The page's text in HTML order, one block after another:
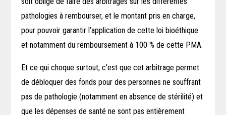
pathologies à rembourser, et le montant pris en charge,
pour pouvoir garantir l’application de cette loi bioéthique
et notamment du remboursement à 100 % de cette PMA.
Et ce qui choque surtout, c’est que cet arbitrage permet
de débloquer des fonds pour des personnes ne souffrant
pas de pathologie (notamment en absence de stérilité) et
que les dépenses de santé ne sont pas entièrement